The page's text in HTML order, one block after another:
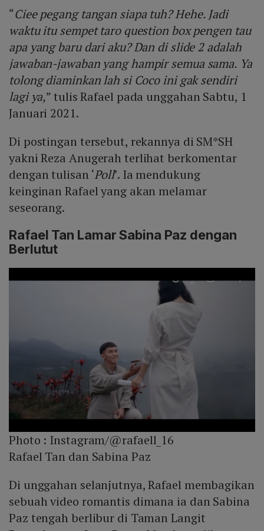
“Ciee pegang tangan siapa tuh? Hehe. Jadi
waktu itu sempet taro question box pengen tau
apa yang baru dari aku? Dan di slide 2 adalah
jawaban-jawaban yang hampir semua sama. Ya
tolong diaminkan lah si Coco ini gak sendiri
lagi ya,” tulis Rafael pada unggahan Sabtu, 1
Januari 2021.
Di postingan tersebut, rekannya di SM*SH
yakni Reza Anugerah terlihat berkomentar
dengan tulisan ‘Poll’. Ia mendukung
keinginan Rafael yang akan melamar
seseorang.
Rafael Tan Lamar Sabina Paz dengan
Berlutut
Photo : Instagram/@rafaell_16
Rafael Tan dan Sabina Paz
Di unggahan selanjutnya, Rafael membagikan
sebuah video romantis dimana ia dan Sabina
Paz tengah berlibur di Taman Langit